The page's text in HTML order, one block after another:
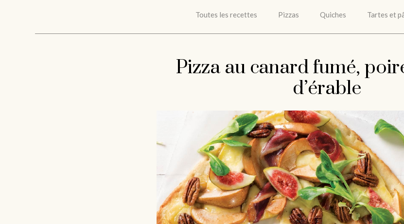
Toutes les recettes Pizzas Quiches Tartes et
Pizza au canard fumé,
d’érable